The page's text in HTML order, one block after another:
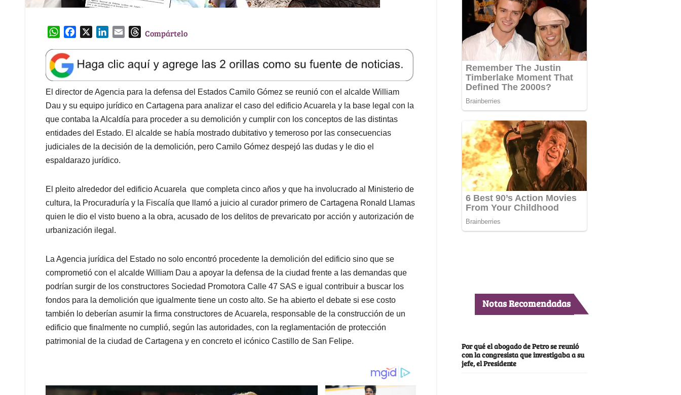
W
a
t
s
A
p
p
e
b
o
o
k
k
e
d
I
n
l
T
e
a
d
s
Compártelo
El director de Agencia para la defensa del Estados Camilo Gómez se reunió con el alcalde William
Dau y su equipo jurídico en Cartagena para analizar el caso del edificio Acuarela y la base legal con la
que contaba la Alcaldía para proceder a su demolición y cumplir con los conceptos de las distintas
entidades del Estado. El alcalde se había mostrado dubitativo y temeroso por las consecuencias
judiciales de la decisión de la demolición, pero Camilo Gómez despejó las dudas y le dio el
espaldarazo jurídico.
El pleito alrededor del edificio Acuarela que completa cinco años y que ha involucrado al Ministerio de
cultura, la Procuraduría y la Fiscalía que llamó a juicio al curador primero de Cartagena Ronald Llamas
quien le dio el visto bueno a la obra, acusado de los delitos de prevaricato por acción y autorización de
urbanización ilegal.
La Agencia jurídica del Estado no solo encontró procedente la demolición del edificio sino que se
comprometió con el alcalde William Dau a apoyar la defensa de la ciudad frente a las demandas que
podrían surgir de los constructores Sociedad Promotora Calle 47 SAS e igual contribuir a buscar los
fondos para la demolición que igualmente tiene un costo alto. Se ha abierto el debate si ese costo
también lo deberían asumir la firma constructores de Acuarela, responsable de la construcción de un
edificio que finalmente no cumplió, según las autoridades, con la reglamentación de protección
patrimonial de la ciudad de Cartagena y en concreto el icónico Castillo de San Felipe.
Notas Recomendadas
Por qué el abogado de Petro se reunió
con la congresista que investigaba a su
jefe, el Presidente